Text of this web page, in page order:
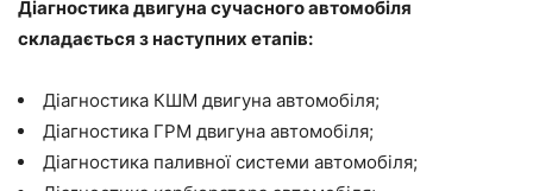
Діагностика двигуна сучасного автомобіля
складається з наступних етапів:
Діагностика КШМ двигуна автомобіля;
Діагностика ГРМ двигуна автомобіля;
Діагностика паливної системи автомобіля;